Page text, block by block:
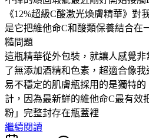
《12%超級C酸激光煥膚精華》對
是它把維他命C和酸類保養結合在
糙問題
這瓶精華從外包裝，就讓人感覺
了無添加酒精和色素，超適合像
易不穩定的肌膚瓶採用的是獨特
計，因為最新鮮的維他命C最有效
粉」完整封存在瓶蓋裡
繼續閱讀